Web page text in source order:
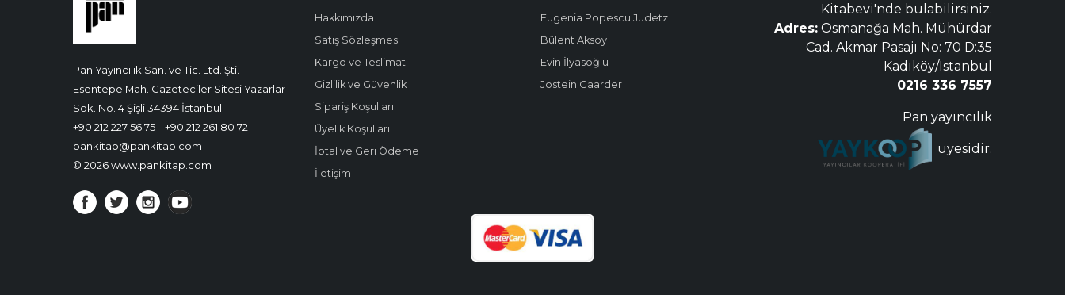
Pan Yayıncılık San. ve Tic. Ltd. Şti.
Esentepe Mah. Gazeteciler Sitesi Yazarlar
Sok. No. 4 Şişli 34394 İstanbul
+90 212 227 56 75
+90 212 261 80 72
pankitap@pankitap.com
© 2026 www.pankitap.com
Hakkımızda
Satış Sözleşmesi
Kargo ve Teslimat
Gizlilik ve Güvenlik
Sipariş Koşulları
Üyelik Koşulları
İptal ve Geri Ödeme
İletişim
Eugenia Popescu Judetz
Bülent Aksoy
Evin İlyasoğlu
Jostein Gaarder
Kitabevi'nde bulabilirsiniz.
Adres: Osmanağa Mah. Mühürdar
Cad. Akmar Pasajı No: 70 D:35
Kadıköy/Istanbul
0216 336 7557
Pan yayıncılık
üyesidir.